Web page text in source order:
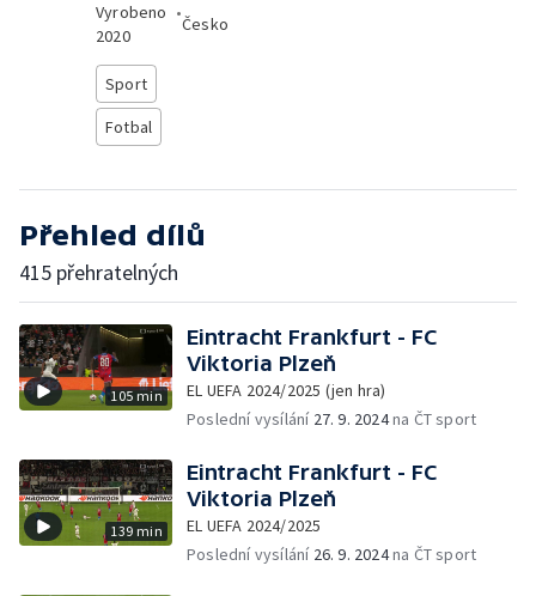
Vyrobeno
2020
•
Česko
Sport
Fotbal
Přehled dílů
415 přehratelných
105 min
Eintracht Frankfurt - FC
Viktoria Plzeň
EL UEFA 2024/2025 (jen hra)
Poslední vysílání 27. 9. 2024na ČT sport
139 min
Eintracht Frankfurt - FC
Viktoria Plzeň
EL UEFA 2024/2025
Poslední vysílání 26. 9. 2024na ČT sport